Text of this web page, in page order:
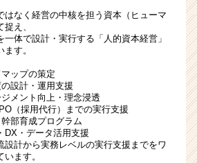
経
営
か
企
業
変
革
を
リ
はなく経営の中核を担う資本（ヒューマ
え、
体で設計・実行する「人的資本経営」
す。
ップの策定
設計・運用支援
メント向上・理念浸透
（採用代行）までの実行支援
部育成プログラム
DX・データ活用支援
設計から実務レベルの実行支援までをワ
ます。